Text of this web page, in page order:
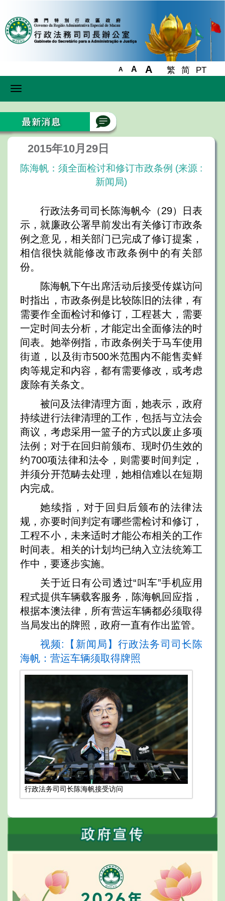
A A A 繁 简 PT
Toggle
2015年10月29日
陈海帆：须全面检讨和修订市政条例 (来源 :
新闻局)
行政法务司司长陈海帆今（29）日表
示，就廉政公署早前发出有关修订市政条
例之意见，相关部门已完成了修订提案，
相信很快就能修改市政条例中的有关部
份。
陈海帆下午出席活动后接受传媒访问
时指出，市政条例是比较陈旧的法律，有
需要作全面检讨和修订，工程甚大，需要
一定时间去分析，才能定出全面修法的时
间表。她举例指，市政条例关于马车使用
街道，以及街市500米范围内不能售卖鲜
肉等规定和内容，都有需要修改，或考虑
废除有关条文。
被问及法律清理方面，她表示，政府
持续进行法律清理的工作，包括与立法会
商议，考虑采用一篮子的方式以废止多项
法例；对于在回归前颁布、现时仍生效的
约700项法律和法令，则需要时间判定，
并须分开范畴去处理，她相信难以在短期
内完成。
她续指，对于回归后颁布的法律法
规，亦要时间判定有哪些需检讨和修订，
工程不小，未来适时才能公布相关的工作
时间表。相关的计划均已纳入立法统筹工
作中，要逐步实施。
关于近日有公司透过“叫车”手机应用
程式提供车辆载客服务，陈海帆回应指，
根据本澳法律，所有营运车辆都必须取得
当局发出的牌照，政府一直有作出监管。
视频:【新闻局】行政法务司司长陈
海帆：营运车辆须取得牌照
行政法务司司长陈海帆接受访问